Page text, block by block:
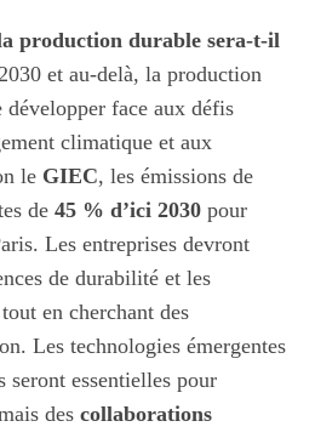
production durable sera-t-il
et au-delà, la production
développer face aux défis
climatique et aux
le GIEC, les émissions de
de 45 % d’ici 2030pour
Les entreprises devront
de durabilité et les
en cherchant des
Les technologies émergentes
seront essentielles pour
des collaborations